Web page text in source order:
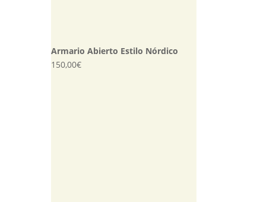
Armario Abierto Estilo Nórdico
150,00€